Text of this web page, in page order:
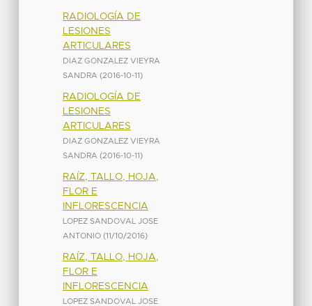
RADIOLOGÍA DE
LESIONES
ARTICULARES
DIAZ GONZALEZ VIEYRA
SANDRA (2016-10-11)
RADIOLOGÍA DE
LESIONES
ARTICULARES
DIAZ GONZALEZ VIEYRA
SANDRA (2016-10-11)
RAÍZ, TALLO, HOJA,
FLOR E
INFLORESCENCIA
LOPEZ SANDOVAL JOSE
ANTONIO (11/10/2016)
RAÍZ, TALLO, HOJA,
FLOR E
INFLORESCENCIA
LOPEZ SANDOVAL JOSE